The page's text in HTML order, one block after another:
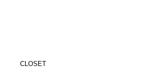
CLOSET